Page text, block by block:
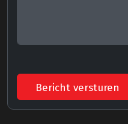
Bericht versturen